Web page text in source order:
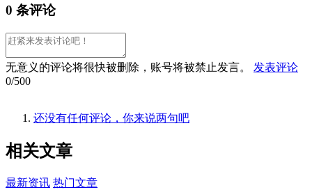
0 条评论
无意义的评论将很快被删除，账号将被禁止发言。
发表评论
0/500
还没有任何评论，你来说两句吧
相关文章
最新资讯 热门文章